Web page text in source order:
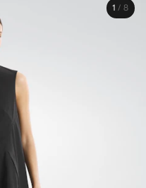
1 / 8